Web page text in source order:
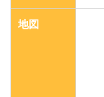
地図